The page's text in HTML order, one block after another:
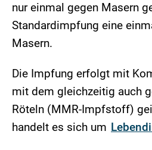
nur einmal gegen Masern
Standardimpfung eine
Masern.
Die Impfung erfolgt mit
mit dem gleichzeitig auch
Röteln (MMR-Impfstoff)
handelt es sich um